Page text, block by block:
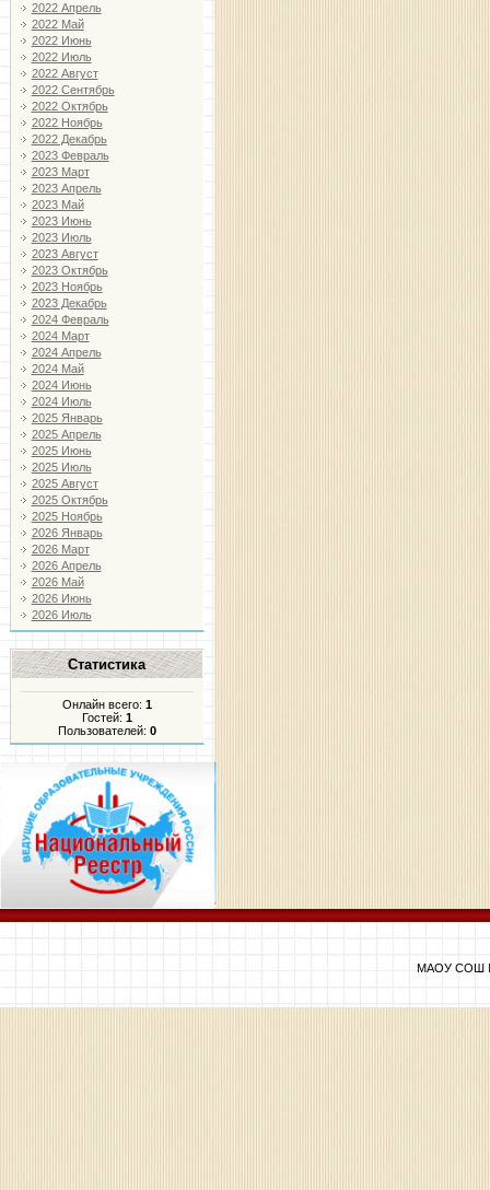
2022 Апрель
2022 Май
2022 Июнь
2022 Июль
2022 Август
2022 Сентябрь
2022 Октябрь
2022 Ноябрь
2022 Декабрь
2023 Февраль
2023 Март
2023 Апрель
2023 Май
2023 Июнь
2023 Июль
2023 Август
2023 Октябрь
2023 Ноябрь
2023 Декабрь
2024 Февраль
2024 Март
2024 Апрель
2024 Май
2024 Июнь
2024 Июль
2025 Январь
2025 Апрель
2025 Июнь
2025 Июль
2025 Август
2025 Октябрь
2025 Ноябрь
2026 Январь
2026 Март
2026 Апрель
2026 Май
2026 Июнь
2026 Июль
Статистика
Онлайн всего: 1
Гостей: 1
Пользователей: 0
МАОУ СОШ